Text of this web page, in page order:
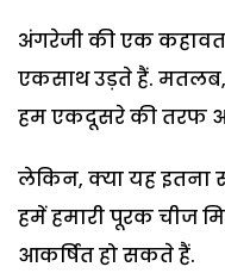
अंगरेजी की एक कहावत
एकसाथ उड़ते हैं.
हम एकदूसरे की तरफ
लेकिन, क्या यह इतना
हमें हमारी पूरक चीज
आकर्षित हो सकते हैं.